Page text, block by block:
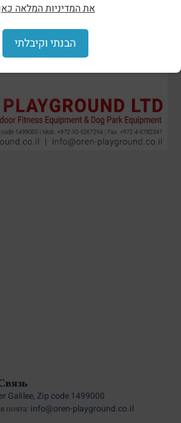
Galilee, Zip code 1499000
почта: info@oren-playground.co.il
את המדיניות המלאה
הבנתי וקיבלתי